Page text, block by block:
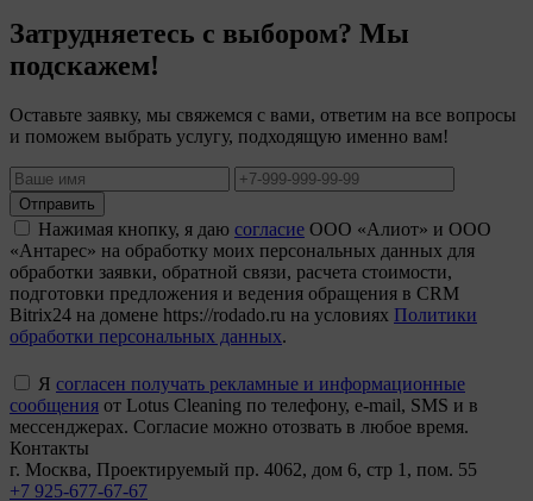
Затрудняетесь с выбором? Мы
подскажем!
Оставьте заявку, мы свяжемся с вами, ответим на все вопросы
и поможем выбрать услугу, подходящую именно вам!
Отправить
Нажимая кнопку, я даю согласие ООО «Алиот» и ООО
«Антарес» на обработку моих персональных данных для
обработки заявки, обратной связи, расчета стоимости,
подготовки предложения и ведения обращения в CRM
Bitrix24 на домене https://rodado.ru на условиях Политики
обработки персональных данных.
Я согласен получать рекламные и информационные
сообщения от Lotus Cleaning по телефону, e-mail, SMS и в
мессенджерах. Согласие можно отозвать в любое время.
Контакты
г. Москва, Проектируемый пр. 4062, дом 6, стр 1, пом. 55
+7 925-677-67-67